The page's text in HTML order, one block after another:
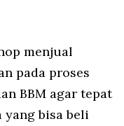
menjual
pada proses
BBM agar tepat
yang bisa beli